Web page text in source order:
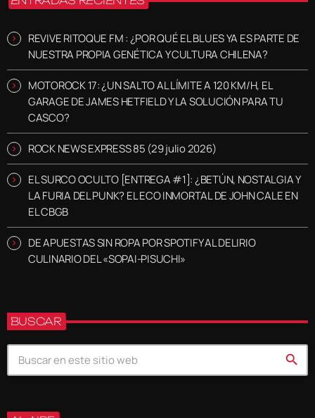
REVIVE RITOQUE FM : ¿POR QUÉ EL BLUES YA ES PARTE DE
NUESTRA PROPIA GENÉTICA Y CULTURA CHILENA?
MOTOROCK 17: ¿UN SALTO AL LÍMITE A 120 KM/H, EL
GARAGE DE JAMES HETFIELD Y LA SOLUCIÓN PARA TU
CASCO?
ROCK NEWS EXPRESS 85 (29 julio 2026)
EL SURCO OCULTO [ENTREGA #1]: ¿BETÚN, NOSTALGIA Y
LA FURIA DEL PUNK? EL ECO INMORTAL DE JOHN CALE EN
EL CBGB
DE APUESTAS SIN ROPA POR SPOTIFY AL DELIRIO
CULINARIO DEL «SOPAI-PISUCHI»
BUSCAR
search